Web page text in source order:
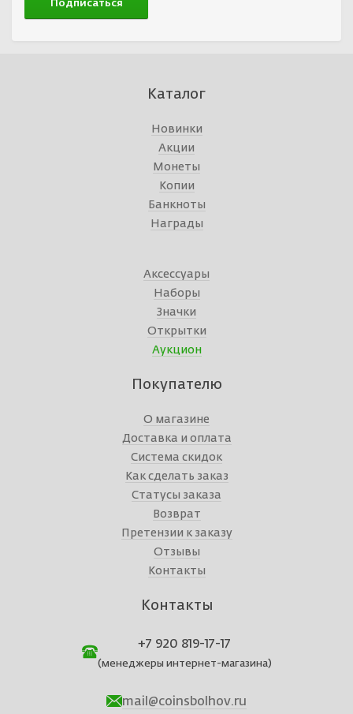
Каталог
Новинки
Акции
Монеты
Копии
Банкноты
Награды
Аксессуары
Наборы
Значки
Открытки
Аукцион
Покупателю
О магазине
Доставка и оплата
Система скидок
Как сделать заказ
Статусы заказа
Возврат
Претензии к заказу
Отзывы
Контакты
Контакты
+7 920 819-17-17
(менеджеры интернет-магазина)
mail@coinsbolhov.ru